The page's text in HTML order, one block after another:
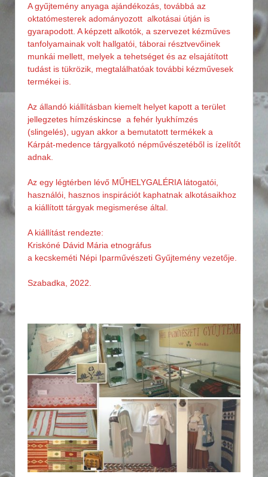
A gyűjtemény anyaga ajándékozás, továbbá az
oktatómesterek adományozott alkotásai útján is
gyarapodott. A képzett alkotók, a szervezet kézműves
tanfolyamainak volt hallgatói, táborai résztvevőinek
munkái mellett, melyek a tehetséget és az elsajátított
tudást is tükrözik, megtalálhatóak további kézművesek
termékei is.
Az állandó kiállításban kiemelt helyet kapott a terület
jellegzetes hímzéskincse a fehér lyukhímzés
(slingelés), ugyan akkor a bemutatott termékek a
Kárpát-medence tárgyalkotó népművészetéből is ízelítőt
adnak.
Az egy légtérben lévő MŰHELYGALÉRIA látogatói,
használói, hasznos inspirációt kaphatnak alkotásaikhoz
a kiállított tárgyak megismerése által.
A kiállítást rendezte:
Kriskóné Dávid Mária etnográfus
a kecskeméti Népi Iparművészeti Gyűjtemény vezetője.
Szabadka, 2022.